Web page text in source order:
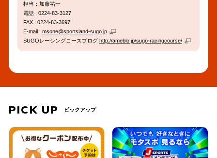
担当：加藤祐一
電話 : 0224-83-3127
FAX : 0224-83-3697
E-mail : msone@sportsland-sugo.jp
SUGOレーシングコースブログ http://ameblo.jp/sugo-racingcourse/
PICK UP ピックアップ
PREV NEXT